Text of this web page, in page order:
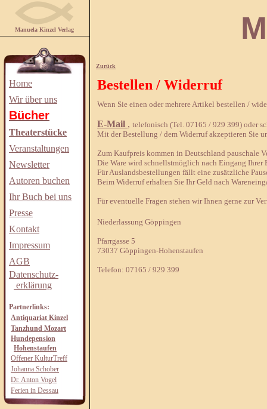
Manuela Kinzel Verlag
Home
Wir über uns
Bücher
Theaterstücke
Veranstaltungen
Newsletter
Autoren buchen
Ihr Buch bei uns
Presse
Kontakt
Impressum
AGB
Datenschutz-
erklärung
Partnerlinks:
Antiquariat Kinzel
Tanzhund Mozart
Hundepension
Hohenstaufen
Offener KulturTreff
Johanna Schober
Dr. Anton Vogel
Ferien in Dessau
Zurück
Bestellen / Widerruf
Wenn Sie einen oder mehrere Artikel bestellen /
E-Mail , telefonisch (Tel. 07165 / 929 399) oder
Mit der Bestellung / dem Widerruf akzeptieren Sie
Zum Kaufpreis kommen in Deutschland pauschale
Die Ware wird schnellstmöglich nach Eingang Ihrer
Für Auslandsbestellungen fällt eine zusätzliche
Beim Widerruf erhalten Sie Ihr Geld nach
Für eventuelle Fragen stehen wir Ihnen gerne zur
Niederlassung Göppingen
Pfarrgasse 5
73037 Göppingen-Hohenstaufen
Telefon: 07165 / 929 399